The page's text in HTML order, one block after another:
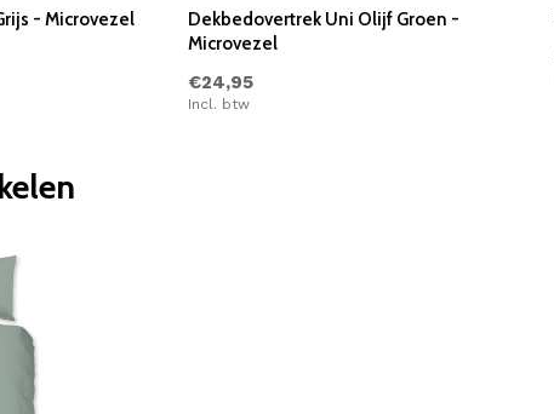
- Microvezel
Dekbedovertrek Uni Olijf Groen -
Microvezel
€24,95
Incl. btw